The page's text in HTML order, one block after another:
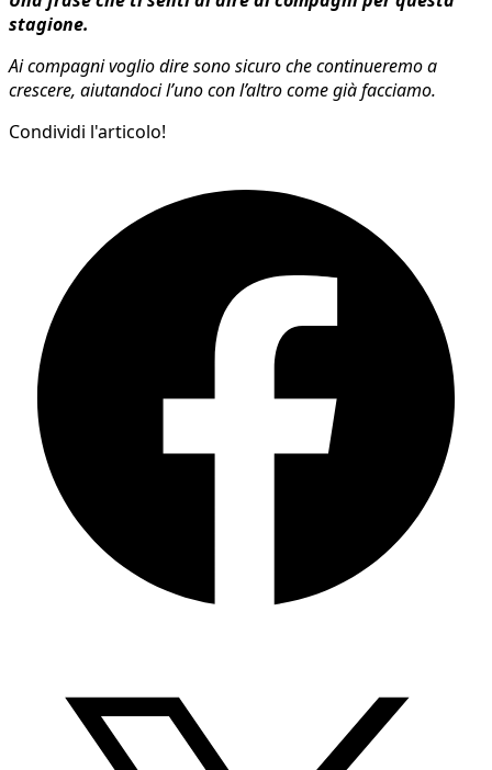
stagione.
Ai compagni voglio dire sono sicuro che continueremo a
crescere, aiutandoci l’uno con l’altro come già facciamo.
Condividi l'articolo!